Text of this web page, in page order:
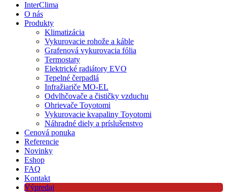
InterClima
O nás
Produkty
Klimatizácia
Vykurovacie rohože a káble
Grafenová vykurovacia fólia
Termostaty
Elektrické radiátory EVO
Tepelné čerpadlá
Infražiariče MO-EL
Odvlhčovače a čističky vzduchu
Ohrievače Toyotomi
Vykurovacie kvapaliny Toyotomi
Náhradné diely a príslušenstvo
Cenová ponuka
Referencie
Novinky
Eshop
FAQ
Kontakt
Výpredaj